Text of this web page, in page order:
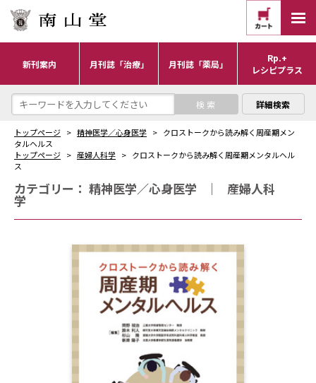
新刊案内 月刊誌「治療」 月刊誌「薬局」
Rp.+
レシピプラス
詳細検索
トップページ 精神医学／心身医学
クロストークから読み解く周産期メン
タルヘルス
トップページ
産婦人科学
クロストークから読み解く周産期メンタルヘル
ス
カテゴリー： 精神医学／心身医学 ｜ 産婦人科
学